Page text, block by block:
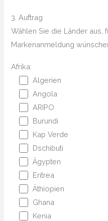
3. Auftrag
Wählen Sie die Länder aus,
Markenanmeldung
Afrika:
Algerien
Angola
ARIPO
Burundi
Kap Verde
Dschibuti
Ägypten
Eritrea
Äthiopien
Ghana
Kenia